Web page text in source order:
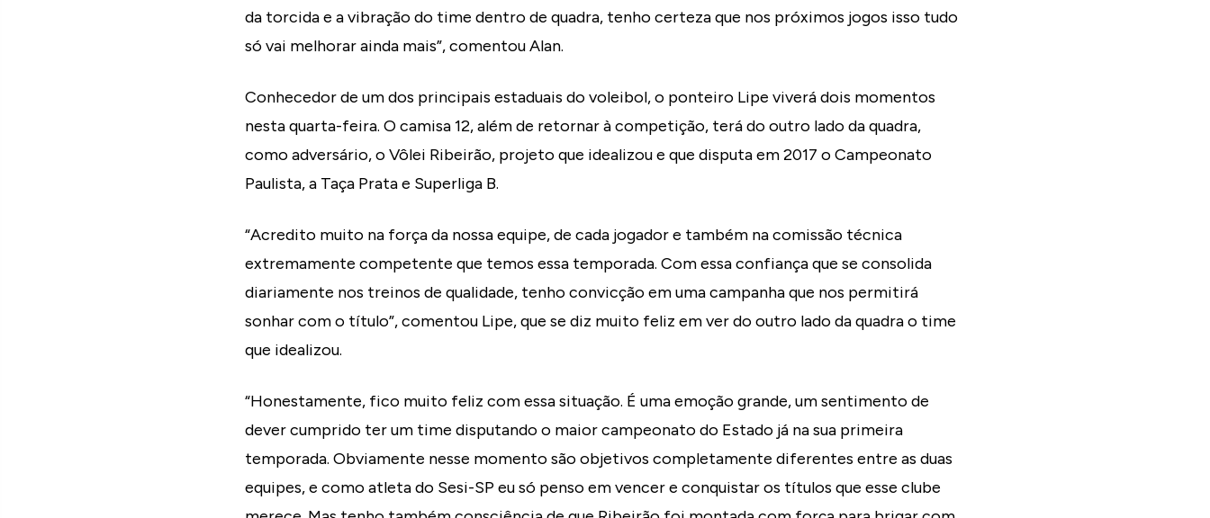
da torcida e a vibração do time dentro de quadra, tenho certeza que nos próximos jogos isso tudo
só vai melhorar ainda mais”, comentou Alan.
Conhecedor de um dos principais estaduais do voleibol, o ponteiro Lipe viverá dois momentos
nesta quarta-feira. O camisa 12, além de retornar à competição, terá do outro lado da quadra,
como adversário, o Vôlei Ribeirão, projeto que idealizou e que disputa em 2017 o Campeonato
Paulista, a Taça Prata e Superliga B.
“Acredito muito na força da nossa equipe, de cada jogador e também na comissão técnica
extremamente competente que temos essa temporada. Com essa confiança que se consolida
diariamente nos treinos de qualidade, tenho convicção em uma campanha que nos permitirá
sonhar com o título”, comentou Lipe, que se diz muito feliz em ver do outro lado da quadra o time
que idealizou.
“Honestamente, fico muito feliz com essa situação. É uma emoção grande, um sentimento de
dever cumprido ter um time disputando o maior campeonato do Estado já na sua primeira
temporada. Obviamente nesse momento são objetivos completamente diferentes entre as duas
equipes, e como atleta do Sesi-SP eu só penso em vencer e conquistar os títulos que esse clube